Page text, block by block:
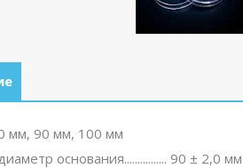
мм, 90 мм, 100 мм
основания................ 90 ± 2,0 мм